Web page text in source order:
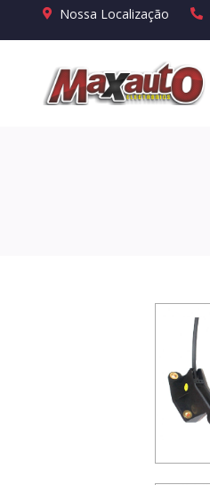
Nossa Localização